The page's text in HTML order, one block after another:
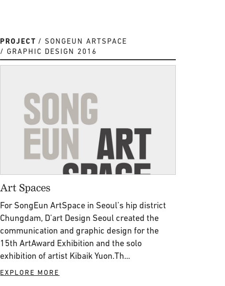
PROJECT
SONGEUN ARTSPACE
GRAPHIC DESIGN 2016
Art Spaces
For SongEun ArtSpace in Seoul’s hip district
Chungdam, D’art Design Seoul created the
communication and graphic design for the
15th ArtAward Exhibition and the solo
exhibition of artist Kibaik Yuon.Th...
EXPLORE MORE